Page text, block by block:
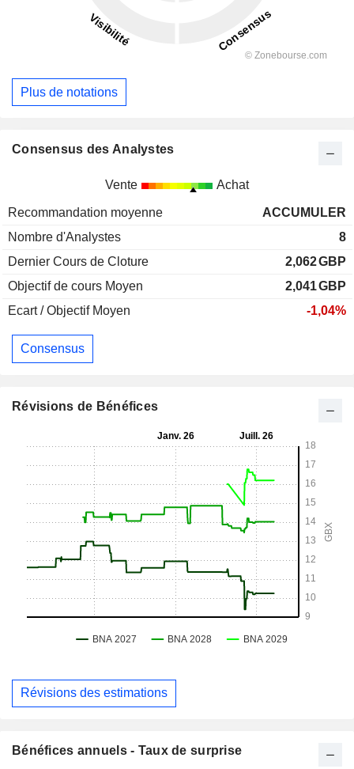
Plus de notations
Consensus des Analystes
Vente Achat
Recommandation moyenne
ACCUMULER
Nombre d'Analystes
8
Dernier Cours de Cloture
2,062GBP
Objectif de cours Moyen
2,041GBP
Ecart / Objectif Moyen
-1,04%
Consensus
Révisions de Bénéfices
Révisions des estimations
Bénéfices annuels - Taux de surprise